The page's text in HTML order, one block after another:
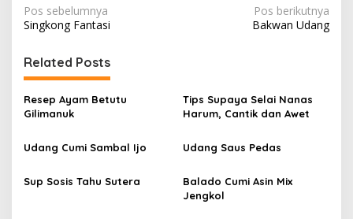
N
a
v
i
g
a
s
p
Pos sebelumnya
Singkong Fantasi
Pos berikutnya
Bakwan Udang
Related Posts
Resep Ayam Betutu
Gilimanuk
Tips Supaya Selai Nanas
Harum, Cantik dan Awet
Udang Cumi Sambal Ijo Udang Saus Pedas
Sup Sosis Tahu Sutera
Balado Cumi Asin Mix
Jengkol